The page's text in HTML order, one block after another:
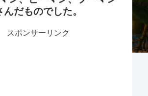
んだものでした。
スポンサーリンク